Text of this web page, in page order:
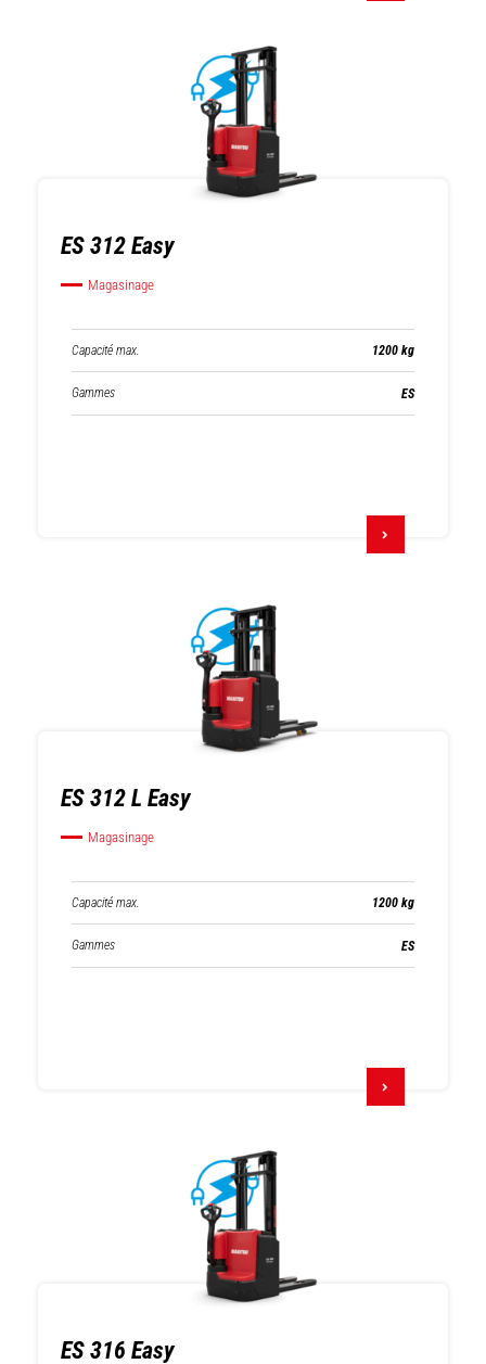
ES 312 Easy
Magasinage
Capacité max. 1200 kg
Gammes ES
ES 312 L Easy
Magasinage
Capacité max. 1200 kg
Gammes ES
ES 316 Easy